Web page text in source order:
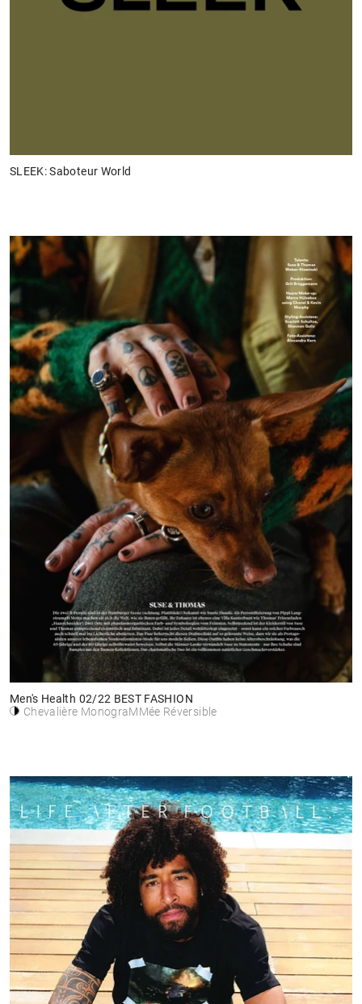
SLEEK: Saboteur World
Men's Health 02/22 BEST FASHION
Chevalière MonograMMée Réversible